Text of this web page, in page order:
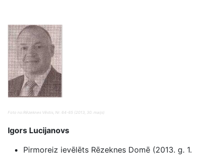
Foto no:Rēzeknes Vēstis, Nr. 64-65 (2013, 30. maijs)
Igors Lucijanovs
Pirmoreiz ievēlēts Rēzeknes Domē (2013. g. 1.